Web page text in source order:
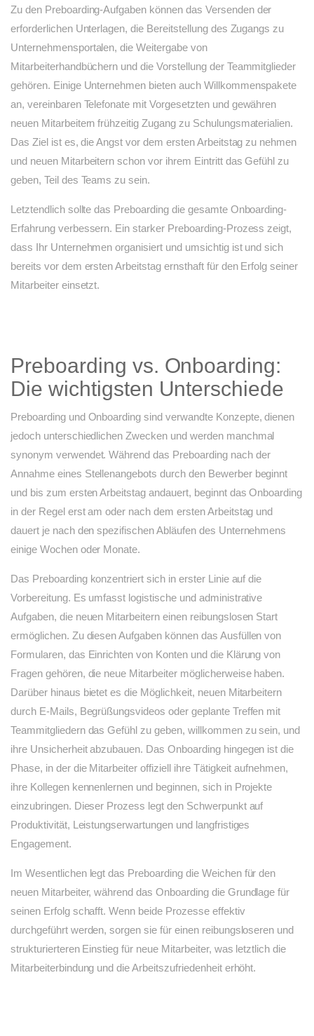
Zu den Preboarding-Aufgaben können das Versenden der
erforderlichen Unterlagen, die Bereitstellung des Zugangs zu
Unternehmensportalen, die Weitergabe von
Mitarbeiterhandbüchern und die Vorstellung der Teammitglieder
gehören. Einige Unternehmen bieten auch Willkommenspakete
an, vereinbaren Telefonate mit Vorgesetzten und gewähren
neuen Mitarbeitern frühzeitig Zugang zu Schulungsmaterialien.
Das Ziel ist es, die Angst vor dem ersten Arbeitstag zu nehmen
und neuen Mitarbeitern schon vor ihrem Eintritt das Gefühl zu
geben, Teil des Teams zu sein.
Letztendlich sollte das Preboarding die gesamte Onboarding-
Erfahrung verbessern. Ein starker Preboarding-Prozess zeigt,
dass Ihr Unternehmen organisiert und umsichtig ist und sich
bereits vor dem ersten Arbeitstag ernsthaft für den Erfolg seiner
Mitarbeiter einsetzt.
Preboarding vs. Onboarding:
Die wichtigsten Unterschiede
Preboarding und Onboarding sind verwandte Konzepte, dienen
jedoch unterschiedlichen Zwecken und werden manchmal
synonym verwendet. Während das Preboarding nach der
Annahme eines Stellenangebots durch den Bewerber beginnt
und bis zum ersten Arbeitstag andauert, beginnt das Onboarding
in der Regel erst am oder nach dem ersten Arbeitstag und
dauert je nach den spezifischen Abläufen des Unternehmens
einige Wochen oder Monate.
Das Preboarding konzentriert sich in erster Linie auf die
Vorbereitung. Es umfasst logistische und administrative
Aufgaben, die neuen Mitarbeitern einen reibungslosen Start
ermöglichen. Zu diesen Aufgaben können das Ausfüllen von
Formularen, das Einrichten von Konten und die Klärung von
Fragen gehören, die neue Mitarbeiter möglicherweise haben.
Darüber hinaus bietet es die Möglichkeit, neuen Mitarbeitern
durch E-Mails, Begrüßungsvideos oder geplante Treffen mit
Teammitgliedern das Gefühl zu geben, willkommen zu sein, und
ihre Unsicherheit abzubauen. Das Onboarding hingegen ist die
Phase, in der die Mitarbeiter offiziell ihre Tätigkeit aufnehmen,
ihre Kollegen kennenlernen und beginnen, sich in Projekte
einzubringen. Dieser Prozess legt den Schwerpunkt auf
Produktivität, Leistungserwartungen und langfristiges
Engagement.
Im Wesentlichen legt das Preboarding die Weichen für den
neuen Mitarbeiter, während das Onboarding die Grundlage für
seinen Erfolg schafft. Wenn beide Prozesse effektiv
durchgeführt werden, sorgen sie für einen reibungsloseren und
strukturierteren Einstieg für neue Mitarbeiter, was letztlich die
Mitarbeiterbindung und die Arbeitszufriedenheit erhöht.